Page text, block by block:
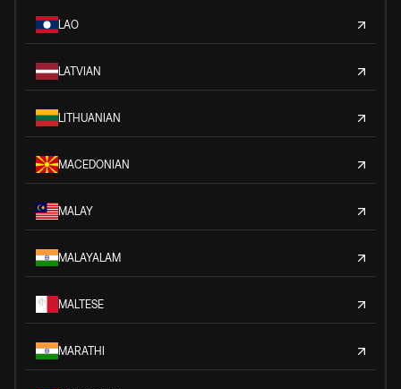
LAO
LATVIAN
LITHUANIAN
MACEDONIAN
MALAY
MALAYALAM
MALTESE
MARATHI